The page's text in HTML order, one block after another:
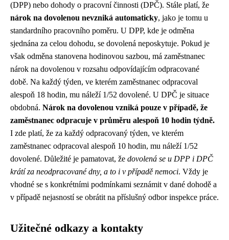
(DPP) nebo dohody o pracovní činnosti (DPČ). Stále platí, že
nárok na dovolenou nevzniká automaticky, jako je tomu u
standardního pracovního poměru. U DPP, kde je odměna
sjednána za celou dohodu, se dovolená neposkytuje. Pokud je
však odměna stanovena hodinovou sazbou, má zaměstnanec
nárok na dovolenou v rozsahu odpovídajícím odpracované
době. Na každý týden, ve kterém zaměstnanec odpracoval
alespoň 18 hodin, mu náleží 1/52 dovolené. U DPČ je situace
obdobná. Nárok na dovolenou vzniká pouze v případě, že
zaměstnanec odpracuje v průměru alespoň 10 hodin týdně.
I zde platí, že za každý odpracovaný týden, ve kterém
zaměstnanec odpracoval alespoň 10 hodin, mu náleží 1/52
dovolené. Důležité je pamatovat, že dovolená se u DPP i DPČ
krátí za neodpracované dny, a to i v případě nemoci. Vždy je
vhodné se s konkrétními podmínkami seznámit v dané dohodě a
v případě nejasností se obrátit na příslušný odbor inspekce práce.
Užitečné odkazy a kontakty